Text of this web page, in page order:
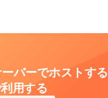
バーでホストする
用する